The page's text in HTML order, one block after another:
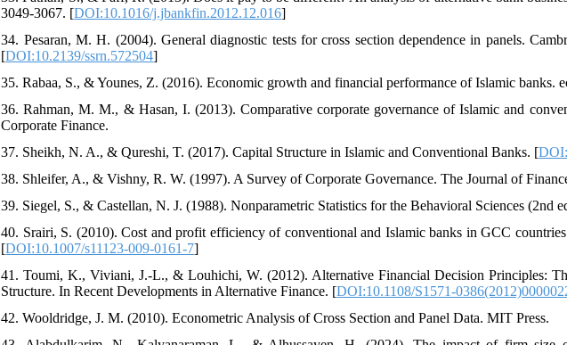
3049-3067. [DOI:10.1016/j.jbankfin.2012.12.016]
34. Pesaran, M. H. (2004). General diagnostic tests for cross section dependence in panels.
[DOI:10.2139/ssrn.572504]
35. Rabaa, S., & Younes, Z. (2016). Economic growth and financial performance of Islamic banks.
36. Rahman, M. M., & Hasan, I. (2013). Comparative corporate governance of Islamic and
Corporate Finance.
37. Sheikh, N. A., & Qureshi, T. (2017). Capital Structure in Islamic and Conventional Banks. [
38. Shleifer, A., & Vishny, R. W. (1997). A Survey of Corporate Governance. The Journal of
39. Siegel, S., & Castellan, N. J. (1988). Nonparametric Statistics for the Behavioral Sciences (2nd
40. Srairi, S. (2010). Cost and profit efficiency of conventional and Islamic banks in GCC
[DOI:10.1007/s11123-009-0161-7]
41. Toumi, K., Viviani, J.-L., & Louhichi, W. (2012). Alternative Financial Decision Principles:
Structure. In Recent Developments in Alternative Finance. [DOI:10.1108/S1571-
42. Wooldridge, J. M. (2010). Econometric Analysis of Cross Section and Panel Data. MIT Press.